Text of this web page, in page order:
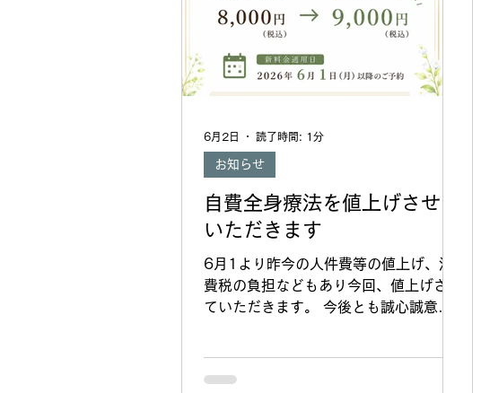
自費全身療法を値上げさせて
いただきます
6月1より昨今の人件費等の値上げ、消
費税の負担などもあり今回、値上げさせ
ていただきます。 今後とも誠心誠意頑
お知らせ
6月2日 読了時間: 1分